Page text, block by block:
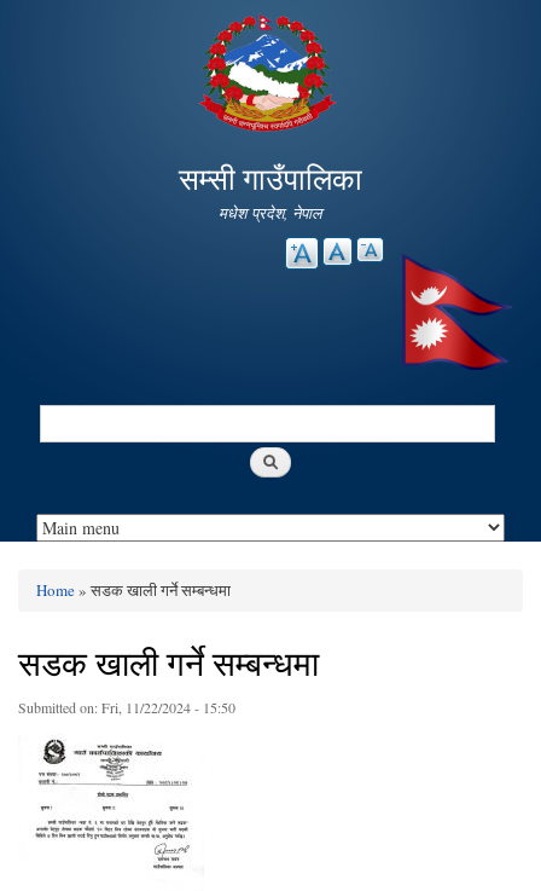
main
content
सम्सी गाउँपालिका
मधेश प्रदेश, नेपाल
Search
Home» सडक खाली गर्ने सम्बन्धमा
सडक खाली गर्ने सम्बन्धमा
Submitted on:Fri, 11/22/2024 - 15:50